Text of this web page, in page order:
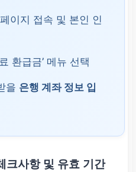
이지 접속 및 본인 인
환급금’ 메뉴 선택
을 은행 계좌 정보 입
크사항 및 유효 기간